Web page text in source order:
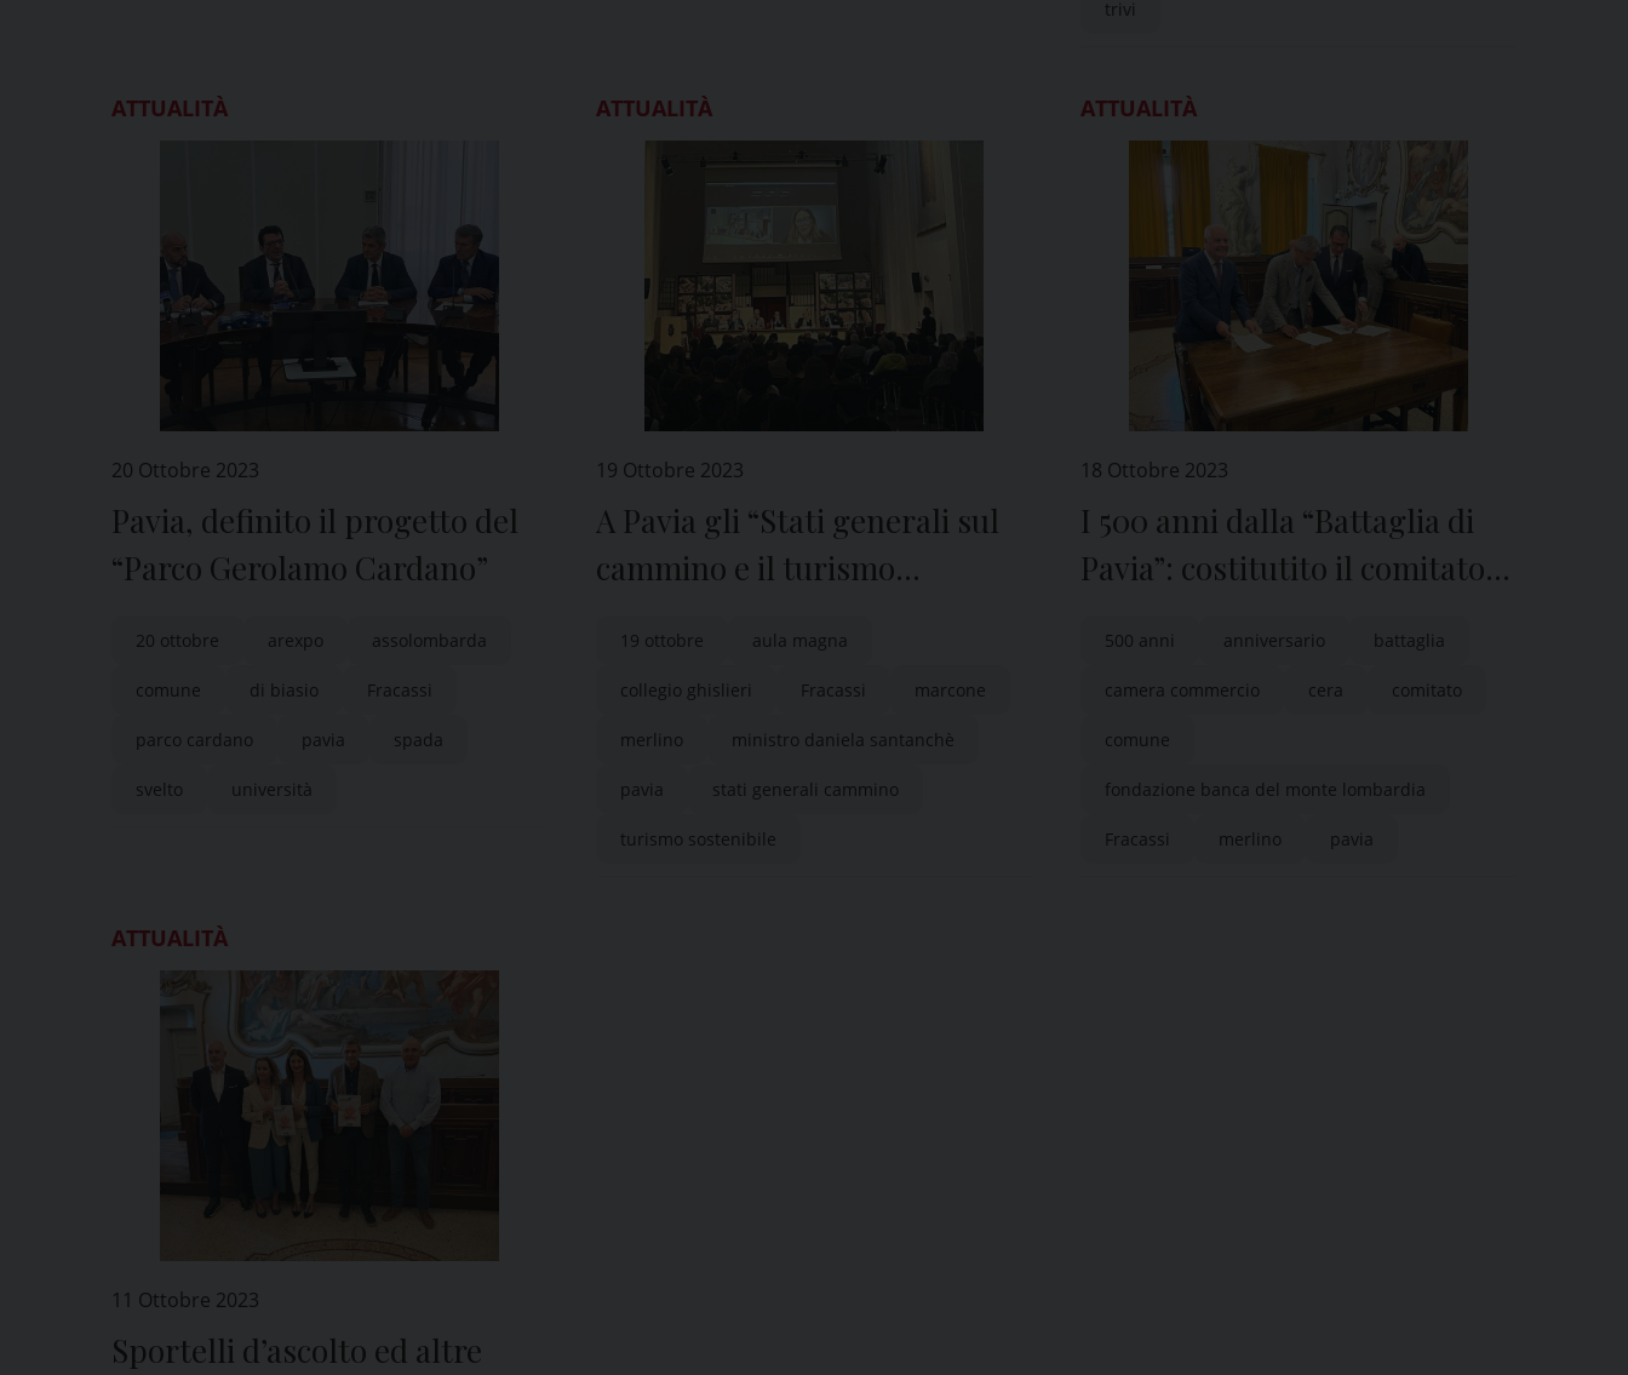
trivi
ATTUALITÀ
20 Ottobre 2023
Pavia, definito il progetto del
“Parco Gerolamo Cardano”
20 ottobre arexpo assolombarda
comune di biasio Fracassi
parco cardano pavia spada
svelto università
ATTUALITÀ
19 Ottobre 2023
A Pavia gli “Stati generali sul
cammino e il turismo
19 ottobre aula magna
collegio ghislieri Fracassi marcone
merlino ministro daniela santanchè
pavia stati generali cammino
turismo sostenibile
ATTUALITÀ
18 Ottobre 2023
I 500 anni dalla “Battaglia di
Pavia”: costitutito il comitato
500 anni anniversario battaglia
camera commercio cera comitato
comune
fondazione banca del monte lombardia
Fracassi merlino pavia
ATTUALITÀ
11 Ottobre 2023
Sportelli d’ascolto ed altre